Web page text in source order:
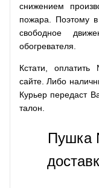
снижением
пожара. Поэтому
свободное
обогревателя.
Кстати,
сайте. Либо
Курьер передаст
талон.
Пушка